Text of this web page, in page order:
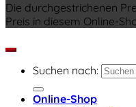
Die durchgestrichenen
Preis in diesem Online-
Suchen nach:
Online-Shop